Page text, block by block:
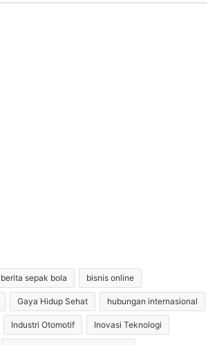
berita sepak bola bisnis online
Gaya Hidup Sehat hubungan internasional
Industri Otomotif Inovasi Teknologi